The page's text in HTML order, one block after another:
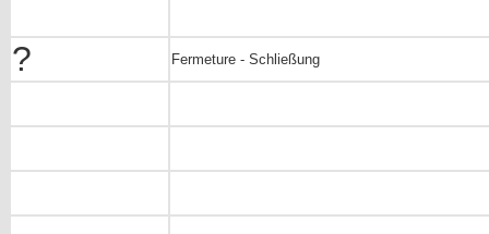
? Fermeture - Schließung